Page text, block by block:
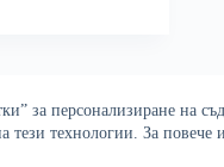
за персонализиране на
тези технологии. За